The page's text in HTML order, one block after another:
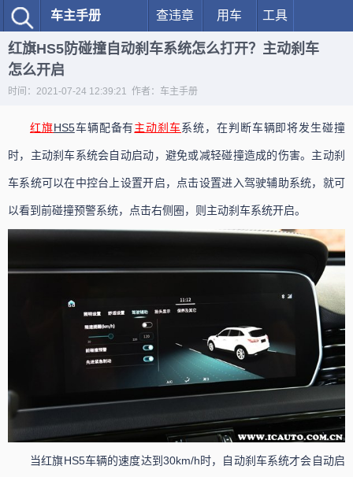
车主手册 查违章 用车 工具
红旗HS5防碰撞自动刹车系统怎么打开？主动刹车
怎么开启
时间：2021-07-24 12:39:21 作者：车主手册
红旗HS5车辆配备有主动刹车系统，在判断车辆即将发生碰撞
时，主动刹车系统会自动启动，避免或减轻碰撞造成的伤害。主动刹
车系统可以在中控台上设置开启，点击设置进入驾驶辅助系统，就可
以看到前碰撞预警系统，点击右侧圈，则主动刹车系统开启。
当红旗HS5车辆的速度达到30km/h时，自动刹车系统才会自动启